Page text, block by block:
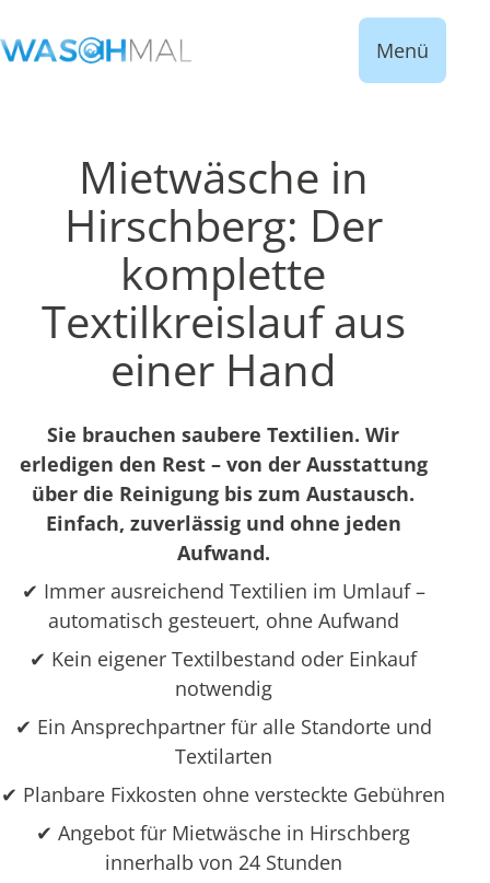
Menü
Mietwäsche in
Hirschberg: Der
komplette
Textilkreislauf aus
einer Hand
Sie brauchen saubere Textilien. Wir
erledigen den Rest – von der Ausstattung
über die Reinigung bis zum Austausch.
Einfach, zuverlässig und ohne jeden
Aufwand.
✔ Immer ausreichend Textilien im Umlauf –
automatisch gesteuert, ohne Aufwand
✔ Kein eigener Textilbestand oder Einkauf
notwendig
✔ Ein Ansprechpartner für alle Standorte und
Textilarten
✔ Planbare Fixkosten ohne versteckte Gebühren
✔ Angebot für Mietwäsche in Hirschberg
innerhalb von 24 Stunden